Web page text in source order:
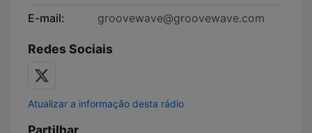
E-mail:
groovewave@groovewave.com
Redes Sociais
Atualizar a informação desta rádio
Partilhar